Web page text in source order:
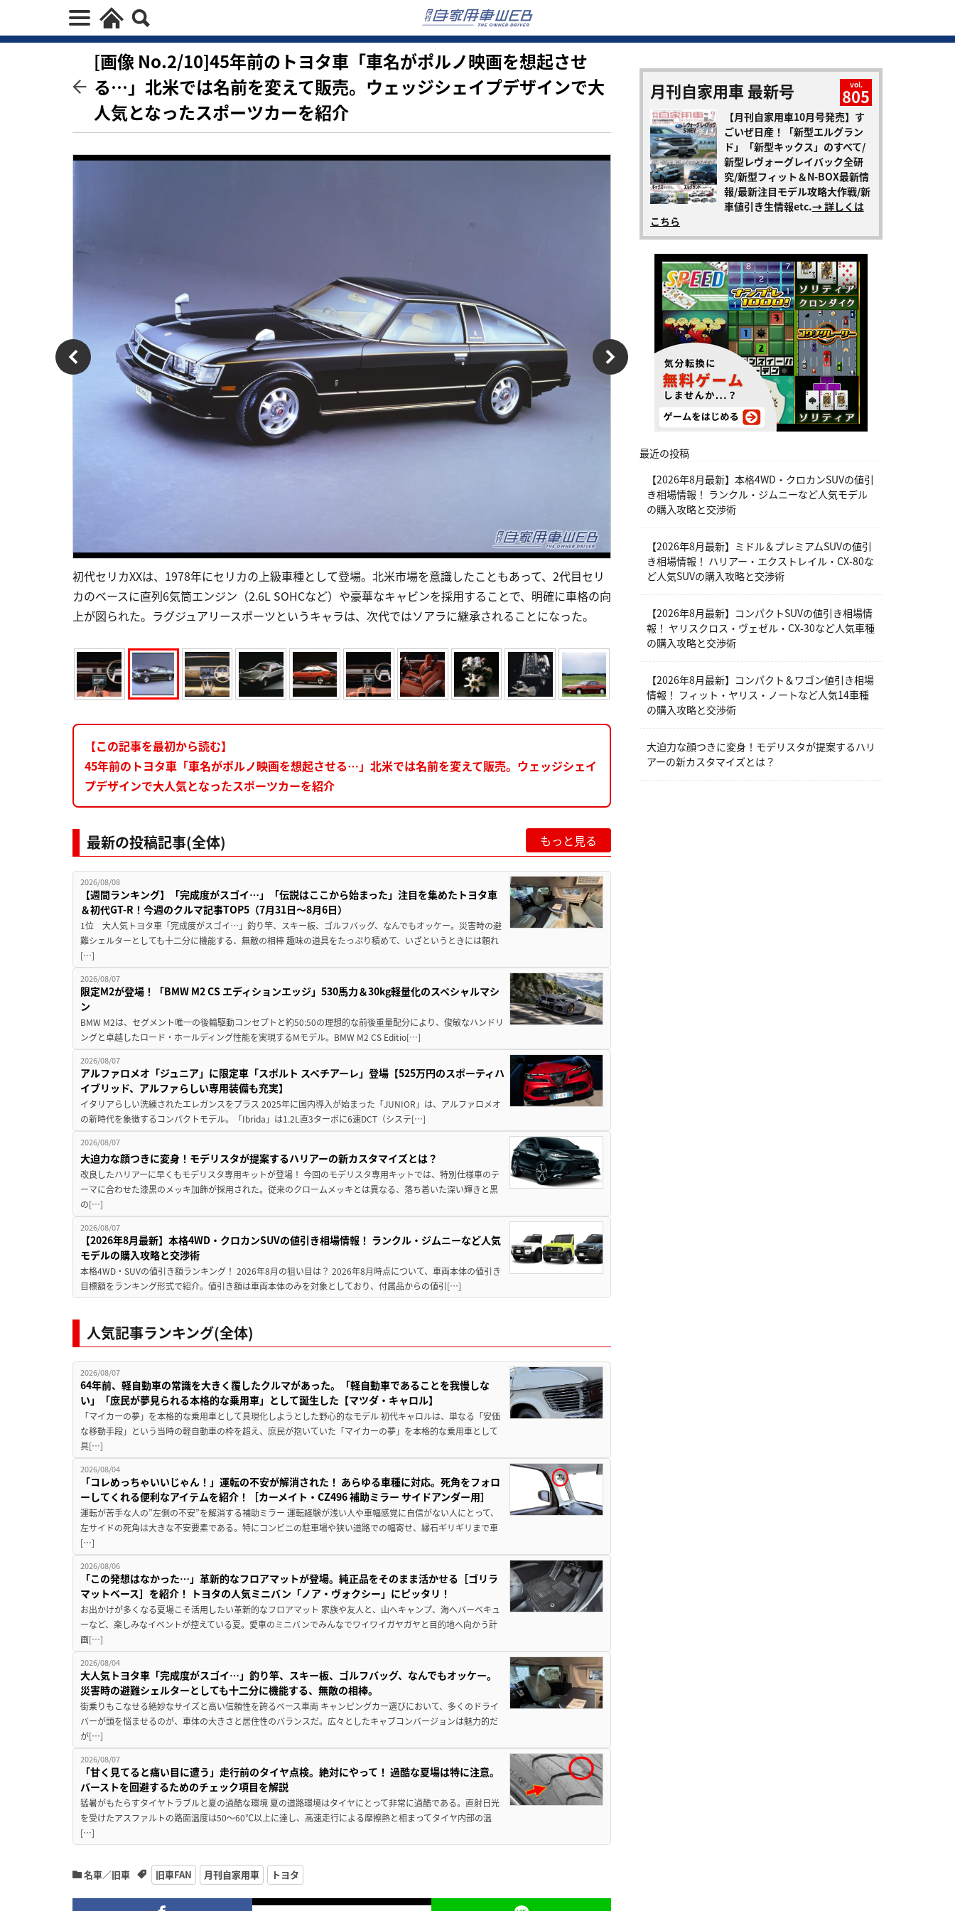
[画像 No.2/10]45年前のトヨタ車「車名がポルノ映画を想起させ
る…」北米では名前を変えて販売。ウェッジシェイプデザインで大
人気となったスポーツカーを紹介
初代セリカXXは、1978年にセリカの上級車種として登場。北米市場を意識したこともあって、2代目セリ
カのベースに直列6気筒エンジン（2.6L SOHCなど）や豪華なキャビンを採用することで、明確に車格の向
上が図られた。ラグジュアリースポーツというキャラは、次代ではソアラに継承されることになった。
【この記事を最初から読む】
45年前のトヨタ車「車名がポルノ映画を想起させる…」北米では名前を変えて販売。ウェッジシェイ
プデザインで大人気となったスポーツカーを紹介
最新の投稿記事(全体) もっと見る
2026/08/08
【週間ランキング】「完成度がスゴイ…」「伝説はここから始まった」注目を集めたトヨタ車
＆初代GT-R！今週のクルマ記事TOP5（7月31日〜8月6日）
1位 大人気トヨタ車「完成度がスゴイ…」釣り竿、スキー板、ゴルフバッグ、なんでもオッケー。災害時の避
難シェルターとしても十二分に機能する、無敵の相棒 趣味の道具をたっぷり積めて、いざというときには頼れ
[…]
2026/08/07
限定M2が登場！「BMW M2 CS エディションエッジ」530馬力＆30kg軽量化のスペシャルマシ
ン
BMW M2は、セグメント唯一の後輪駆動コンセプトと約50:50の理想的な前後重量配分により、俊敏なハンドリ
ングと卓越したロード・ホールディング性能を実現するMモデル。BMW M2 CS Editio[…]
2026/08/07
アルファロメオ「ジュニア」に限定車「スポルト スペチアーレ」登場【525万円のスポーティハ
イブリッド、アルファらしい専用装備も充実】
イタリアらしい洗練されたエレガンスをプラス 2025年に国内導入が始まった「JUNIOR」は、アルファロメオ
の新時代を象徴するコンパクトモデル。「Ibrida」は1.2L直3ターボに6速DCT（システ[…]
2026/08/07
大迫力な顔つきに変身！モデリスタが提案するハリアーの新カスタマイズとは？
改良したハリアーに早くもモデリスタ専用キットが登場！ 今回のモデリスタ専用キットでは、特別仕様車のテ
ーマに合わせた漆黒のメッキ加飾が採用された。従来のクロームメッキとは異なる、落ち着いた深い輝きと黒
の[…]
2026/08/07
【2026年8月最新】本格4WD・クロカンSUVの値引き相場情報！ ランクル・ジムニーなど人気
モデルの購入攻略と交渉術
本格4WD・SUVの値引き額ランキング！ 2026年8月の狙い目は？ 2026年8月時点について、車両本体の値引き
目標額をランキング形式で紹介。値引き額は車両本体のみを対象としており、付属品からの値引[…]
人気記事ランキング(全体)
2026/08/07
64年前、軽自動車の常識を大きく覆したクルマがあった。「軽自動車であることを我慢しな
い」「庶民が夢見られる本格的な乗用車」として誕生した【マツダ・キャロル】
「マイカーの夢」を本格的な乗用車として具現化しようとした野心的なモデル 初代キャロルは、単なる「安価
な移動手段」という当時の軽自動車の枠を超え、庶民が抱いていた「マイカーの夢」を本格的な乗用車として
具[…]
2026/08/04
「コレめっちゃいいじゃん！」運転の不安が解消された！ あらゆる車種に対応。死角をフォロ
ーしてくれる便利なアイテムを紹介！［カーメイト・CZ496 補助ミラー サイドアンダー用］
運転が苦手な人の”左側の不安”を解消する補助ミラー 運転経験が浅い人や車幅感覚に自信がない人にとって、
左サイドの死角は大きな不安要素である。特にコンビニの駐車場や狭い道路での幅寄せ、縁石ギリギリまで車
[…]
2026/08/06
「この発想はなかった…」革新的なフロアマットが登場。純正品をそのまま活かせる［ゴリラ
マットベース］を紹介！ トヨタの人気ミニバン「ノア・ヴォクシー」にピッタリ！
お出かけが多くなる夏場こそ活用したい革新的なフロアマット 家族や友人と、山へキャンプ、海へバーベキュ
ーなど、楽しみなイベントが控えている夏。愛車のミニバンでみんなでワイワイガヤガヤと目的地へ向かう計
画[…]
2026/08/04
大人気トヨタ車「完成度がスゴイ…」釣り竿、スキー板、ゴルフバッグ、なんでもオッケー。
災害時の避難シェルターとしても十二分に機能する、無敵の相棒。
街乗りもこなせる絶妙なサイズと高い信頼性を誇るベース車両 キャンピングカー選びにおいて、多くのドライ
バーが頭を悩ませるのが、車体の大きさと居住性のバランスだ。広々としたキャブコンバージョンは魅力的だ
が[…]
2026/08/07
「甘く見てると痛い目に遭う」走行前のタイヤ点検。絶対にやって！ 過酷な夏場は特に注意。
バーストを回避するためのチェック項目を解説
猛暑がもたらすタイヤトラブルと夏の過酷な環境 夏の道路環境はタイヤにとって非常に過酷である。直射日光
を受けたアスファルトの路面温度は50〜60℃以上に達し、高速走行による摩擦熱と相まってタイヤ内部の温
[…]
名車／旧車 旧車FAN 月刊自家用車 トヨタ
月刊自家用車 最新号 vol.
805
【月刊自家用車10月号発売】す
ごいぜ日産！「新型エルグラン
ド」「新型キックス」のすべて/
新型レヴォーグレイバック全研
究/新型フィット＆N-BOX最新情
報/最新注目モデル攻略大作戦/新
車値引き生情報etc.→ 詳しくは
こちら
最近の投稿
【2026年8月最新】本格4WD・クロカンSUVの値引
き相場情報！ ランクル・ジムニーなど人気モデル
の購入攻略と交渉術
【2026年8月最新】ミドル＆プレミアムSUVの値引
き相場情報！ ハリアー・エクストレイル・CX-80な
ど人気SUVの購入攻略と交渉術
【2026年8月最新】コンパクトSUVの値引き相場情
報！ ヤリスクロス・ヴェゼル・CX-30など人気車種
の購入攻略と交渉術
【2026年8月最新】コンパクト＆ワゴン値引き相場
情報！ フィット・ヤリス・ノートなど人気14車種
の購入攻略と交渉術
大迫力な顔つきに変身！モデリスタが提案するハリ
アーの新カスタマイズとは？